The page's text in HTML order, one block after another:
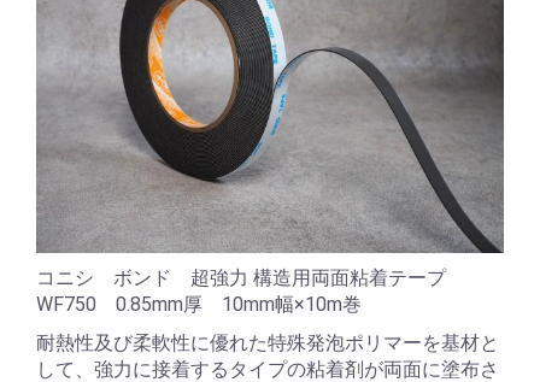
コニシ ボンド 超強力 構造用両面粘着テープ
WF750 0.85mm厚 10mm幅×10m巻
耐熱性及び柔軟性に優れた特殊発泡ポリマーを基材と
して、強力に接着するタイプの粘着剤が両面に塗布さ